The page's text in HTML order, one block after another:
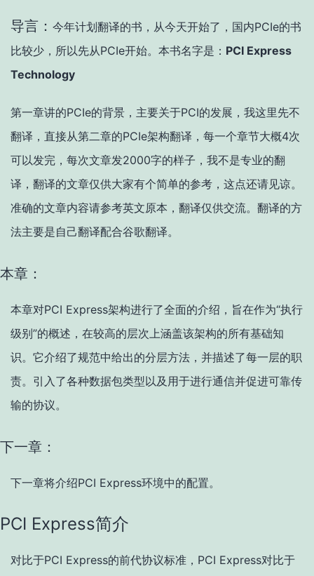
导言： 今年计划翻译的书，从今天开始了，国内PCIe的书
比较少，所以先从PCIe开始。本书名字是： PCI Express
Technology
第一章讲的PCIe的背景，主要关于PCI的发展，我这里先不
翻译，直接从第二章的PCIe架构翻译，每一个章节大概4次
可以发完，每次文章发2000字的样子，我不是专业的翻
译，翻译的文章仅供大家有个简单的参考，这点还请见谅。
准确的文章内容请参考英文原本，翻译仅供交流。翻译的方
法主要是自己翻译配合谷歌翻译。
本章：
本章对PCI Express架构进行了全面的介绍，旨在作为“执行
级别”的概述，在较高的层次上涵盖该架构的所有基础知
识。它介绍了规范中给出的分层方法，并描述了每一层的职
责。引入了各种数据包类型以及用于进行通信并促进可靠传
输的协议。
下一章：
下一章将介绍PCI Express环境中的配置。
PCI Express简介
对比于PCI Express的前代协议标准，PCI Express对比于